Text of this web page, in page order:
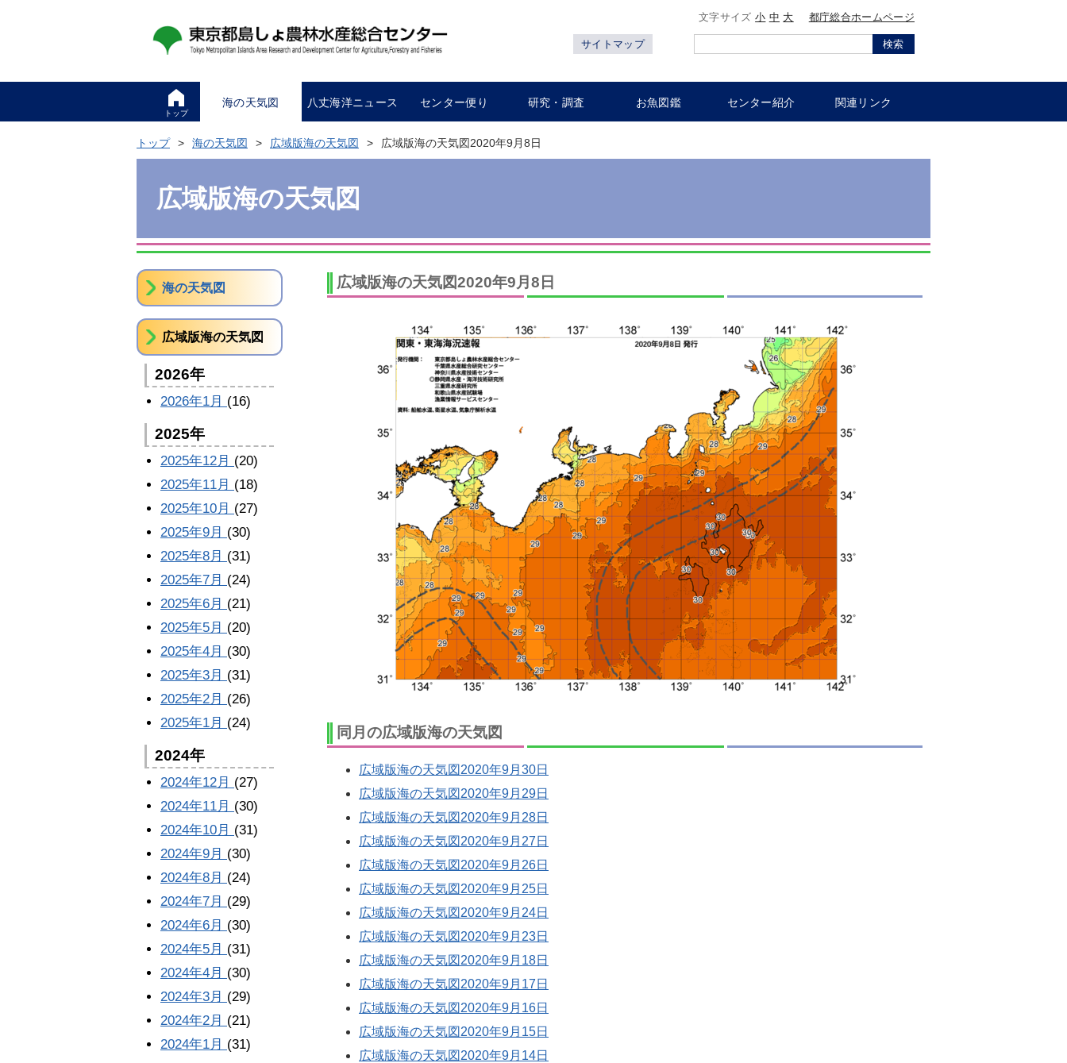
文字サイズ小 中 大 都庁総合ホームページ
サイトマップ 検索
トップ
海の天気図 八丈海洋ニュース センター便り 研究・調査 お魚図鑑 センター紹介 関連リンク
トップ 海の天気図 広域版海の天気図 広域版海の天気図2020年9月8日
広域版海の天気図
広域版海の天気図2020年9月8日
同月の広域版海の天気図
広域版海の天気図2020年9月30日
広域版海の天気図2020年9月29日
広域版海の天気図2020年9月28日
広域版海の天気図2020年9月27日
広域版海の天気図2020年9月26日
広域版海の天気図2020年9月25日
広域版海の天気図2020年9月24日
広域版海の天気図2020年9月23日
広域版海の天気図2020年9月18日
広域版海の天気図2020年9月17日
広域版海の天気図2020年9月16日
広域版海の天気図2020年9月15日
広域版海の天気図2020年9月14日
海の天気図
広域版海の天気図
2026年
2026年1月 (16)
2025年
2025年12月 (20)
2025年11月 (18)
2025年10月 (27)
2025年9月 (30)
2025年8月 (31)
2025年7月 (24)
2025年6月 (21)
2025年5月 (20)
2025年4月 (30)
2025年3月 (31)
2025年2月 (26)
2025年1月 (24)
2024年
2024年12月 (27)
2024年11月 (30)
2024年10月 (31)
2024年9月 (30)
2024年8月 (24)
2024年7月 (29)
2024年6月 (30)
2024年5月 (31)
2024年4月 (30)
2024年3月 (29)
2024年2月 (21)
2024年1月 (31)